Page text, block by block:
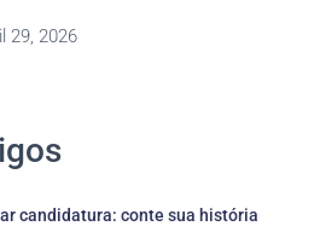
29, 2026
candidatura: conte sua história